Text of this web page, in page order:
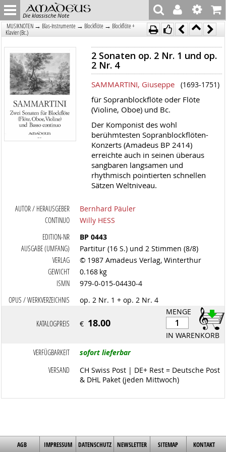
Die klassische Note
MUSIKNOTEN → Blas-Instrumente → Blockflöte → Blockflöte +
Klavier (Bc.)
2 Sonaten op. 2 Nr. 1 und op.
2 Nr. 4
SAMMARTINI, Giuseppe (1693-1751)
für Sopranblockflöte oder Flöte
(Violine, Oboe) und Bc.
Der Komponist des wohl
berühmtesten Sopranblockflöten-
Konzerts (Amadeus BP 2414)
erreichte auch in seinen überaus
sangbaren langsamen und
rhythmisch pointierten schnellen
Sätzen Weltniveau.
AUTOR / HERAUSGEBER
Bernhard Päuler
CONTINUO
Willy HESS
EDITION-NR
BP 0443
AUSGABE (UMFANG)
Partitur (16 S.) und 2 Stimmen (8/8)
VERLAG
© 1987 Amadeus Verlag, Winterthur
GEWICHT
0.168 kg
ISMN
979-0-015-04430-4
OPUS / WERKVERZEICHNIS
op. 2 Nr. 1 + op. 2 Nr. 4
MENGE
IN WARENKORB
KATALOGPREIS € 18.00
VERFÜGBARKEIT
sofort lieferbar
VERSAND
CH Swiss Post | DE+ Rest = Deutsche Post
& DHL Paket (jeden Mittwoch)
AGB IMPRESSUM DATENSCHUTZ NEWSLETTER SITEMAP KONTAKT